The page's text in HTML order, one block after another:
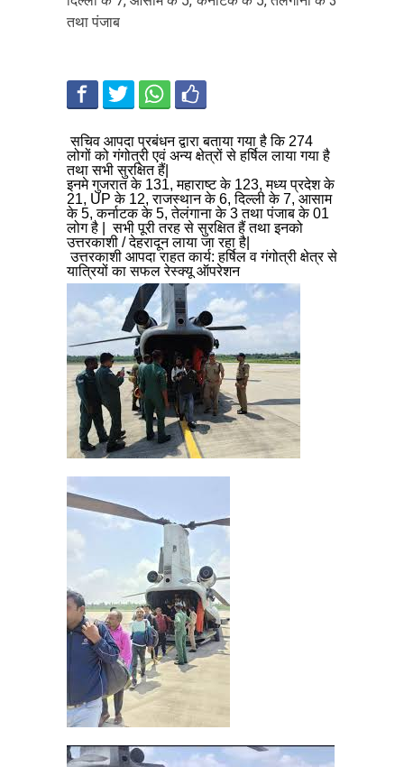
तथा पंजाब
सचिव आपदा प्रबंधन द्वारा बताया गया है कि 274
लोगों को गंगोत्री एवं अन्य क्षेत्रों से हर्षिल लाया गया है
तथा सभी सुरक्षित हैं|
इनमे गुजरात के 131, महाराष्ट के 123, मध्य प्रदेश के
21, UP के 12, राजस्थान के 6, दिल्ली के 7, आसाम
के 5, कर्नाटक के 5, तेलंगाना के 3 तथा पंजाब के 01
लोग है | सभी पूरी तरह से सुरक्षित हैं तथा इनको
उत्तरकाशी / देहरादून लाया जा रहा है|
उत्तरकाशी आपदा राहत कार्य: हर्षिल व गंगोत्री क्षेत्र से
यात्रियों का सफल रेस्क्यू ऑपरेशन